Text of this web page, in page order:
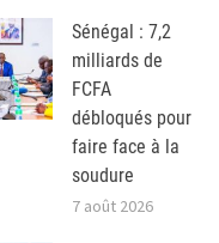
Sénégal : 7,2
milliards de
FCFA
débloqués pour
faire face à la
soudure
7 août 2026